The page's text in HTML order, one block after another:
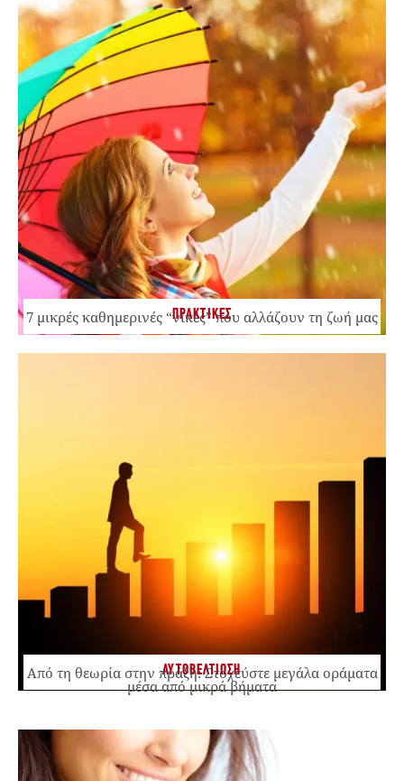
ΠΡΑΚΤΙΚΕΣ
7 μικρές καθημερινές “νίκες” που αλλάζουν τη ζωή μας
ΑΥΤΟΒΕΛΤΙΩΣΗ
Από τη θεωρία στην πράξη: Στοχεύστε μεγάλα οράματα
μέσα από μικρά βήματα